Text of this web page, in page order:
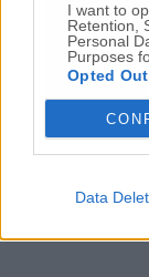
I want to
Retention,
Personal
Purposes
Opted Out
Data